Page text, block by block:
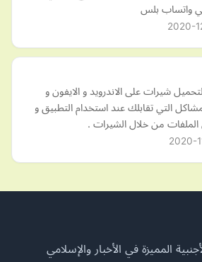
واتساب بلس
2020-
شيرات على الاندرويد و الايفون و
التي تقابلك عند استخدام التطبيق و
الملفات من خلال الشيرات .
2020-
المميزة في الأخبار والإسلامي